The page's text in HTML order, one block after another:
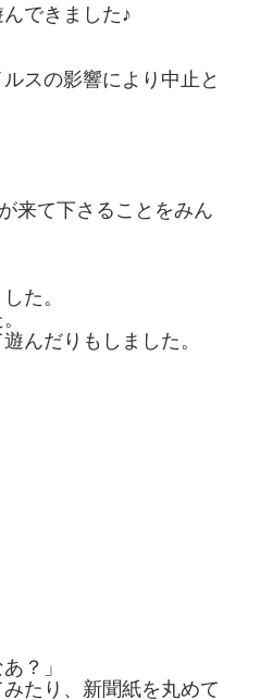
できました♪
スの影響により中止と
来て下さることをみん
た。
んだりもしました。
？」
たり、新聞紙を丸めて